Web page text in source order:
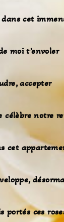
cet
moi t’envoler
accepter
célèbre notre
cet
portés ces